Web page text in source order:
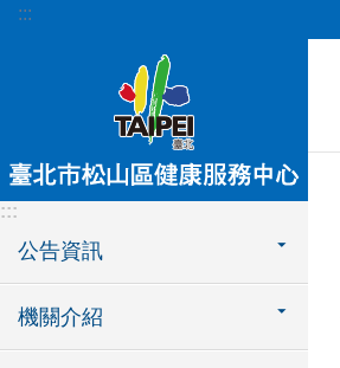
跳到主要內容區塊
:::
:::
公告資訊
機關介紹